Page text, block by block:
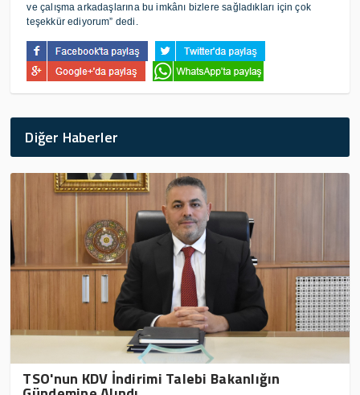
ve çalışma arkadaşlarına bu imkânı bizlere sağladıkları için çok
teşekkür ediyorum” dedi.
Diğer Haberler
TSO'nun KDV İndirimi Talebi Bakanlığın